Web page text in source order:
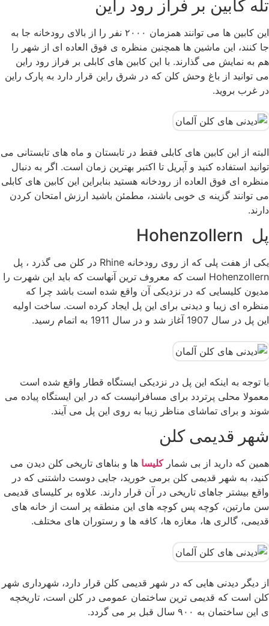
تله کابین بر فراز رود راین
این کابین ها می توانند همزمان ۲۰۰۰ نفر را از بالای رودخانه جا به
جا کنند، این ماشین ها همچنین منظره ی فوق العاده ای از شهر را
هم به نمایش می گذارند. با این کابین های کابلی بر فراز رود راین
می توانید از باغ وحش کلن که در شرق راین قرار دارد به پارک راین
در غرب بروید.
البته از این کابین های کابلی فقط در تابستان و ماه های تابستانی می
توانید استفاده کنید و آپریل تا اکتبر بهترین زمان است. اگر به دنبال
منظره ای فوق العاده از رودخانه هستید بنابراین این کابین های کابلی
می توانند گزینه ی خوبی باشند، مطمئن باشید ارزش امتحان کردن
دارند.
پل ‏Hohenzollern ‎
یکی از هفت پلی که از روی رودخانه ‏Rhine‏ در کلن می گذرد ، پل
‏Hohenzollern‏ است که معروف ترین آنهاست که باید این ‏شهرت را
مدیون کلیسایی که در نزدیکی آن واقع شده است باشد چرا که
منظره ای زیبا و دیدنی برای این پل ایجاد کرده است. ‏ساخت اولیه
این پل در سال 1907 آغاز شد و در سال 1911 به اتمام رسید.
با توجه به اینکه این پل در نزدیکی ایستگاه قطار واقع ‏شده است
معمولا محلی پرتردد برای مسافرانیست که در این ایستگاه پیاده می
شوند و برای تماشای مناظر زیبا به روی این پل می ‏آیند.‏ ‏
شهر قدیمی کلن
همین که دارید از بی شمارکلیسا ها و بناهای تاریخی کلن دیدن می
کنید، به شهر قدیمی کلن برمی خورید، جایی دوست داشتنی که در
واقع بیشتر جاهای تاریخی در آن قرار دارند. علاوه بر کلیسای قدیمی
سن مارتین، کوچه پس کوچه های این منطقه پر است از خانه های
قدیمی، گالری ها، مغازه ها، کافه ها و رستوران های مختلف.
از دیگر دیدنی هایی که در شهر قدیمی کلن قرار دارد، شهرداری شهر
کلن است که قدیمی ترین ساختمان عمومی در کلن است، تاریخچه
ی این ساختمان به ۹۰۰ سال قبل بر می گردد.